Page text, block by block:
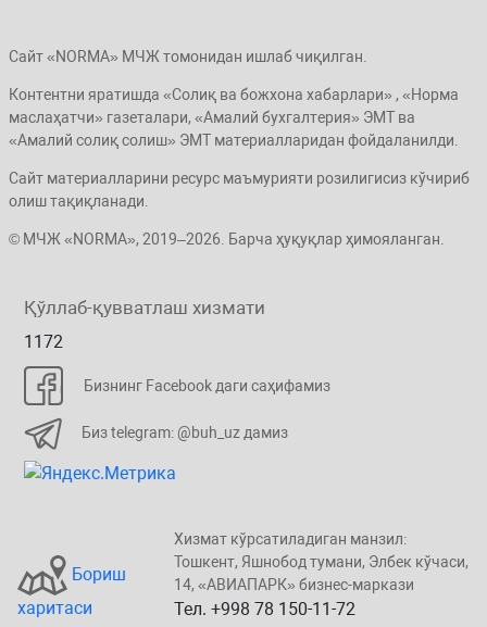
Сайт «NORMA» МЧЖ томонидан ишлаб чиқилган.
Контентни яратишда «Солиқ ва божхона хабарлари» , «Норма
маслаҳатчи» газеталари, «Амалий бухгалтерия» ЭМТ ва
«Амалий солиқ солиш» ЭМТ материалларидан фойдаланилди.
Сайт материалларини ресурс маъмурияти розилигисиз кўчириб
олиш тақиқланади.
© МЧЖ «NORMA», 2019–2026. Барча ҳуқуқлар ҳимояланган.
Қўллаб-қувватлаш хизмати
1172
Бизнинг Facebook даги саҳифамиз
Биз telegram: @buh_uz дамиз
Бориш
харитаси
Хизмат кўрсатиладиган манзил:
Тошкент, Яшнобод тумани, Элбeк кўчаси,
14, «ABИАПAPК» бизнеc-маркази
Тел. +998 78 150-11-72